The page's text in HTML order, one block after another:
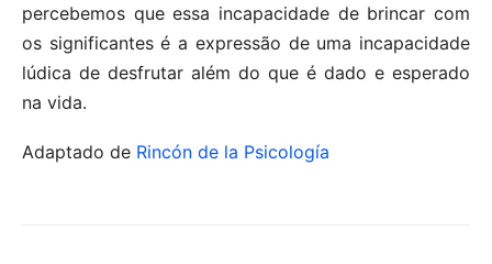
percebemos que essa incapacidade de brincar com
os significantes é a expressão de uma incapacidade
lúdica de desfrutar além do que é dado e esperado
na vida.
Adaptado de Rincón de la Psicología